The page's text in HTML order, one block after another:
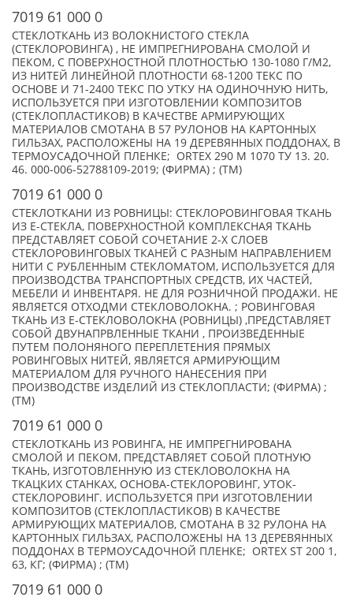
7019 61 000 0
СТЕКЛОТКАНЬ ИЗ ВОЛОКНИСТОГО СТЕКЛА
(СТЕКЛОРОВИНГА) , НЕ ИМПРЕГНИРОВАНА СМОЛОЙ И
ПЕКОМ, С ПОВЕРХНОСТНОЙ ПЛОТНОСТЬЮ 130-1080 Г/М2,
ИЗ НИТЕЙ ЛИНЕЙНОЙ ПЛОТНОСТИ 68-1200 ТЕКС ПО
ОСНОВЕ И 71-2400 ТЕКС ПО УТКУ НА ОДИНОЧНУЮ НИТЬ,
ИСПОЛЬЗУЕТСЯ ПРИ ИЗГОТОВЛЕНИИ КОМПОЗИТОВ
(СТЕКЛОПЛАСТИКОВ) В КАЧЕСТВЕ АРМИРУЮЩИХ
МАТЕРИАЛОВ СМОТАНА В 57 РУЛОНОВ НА КАРТОННЫХ
ГИЛЬЗАХ, РАСПОЛОЖЕНЫ НА 19 ДЕРЕВЯННЫХ ПОДДОНАХ, В
ТЕРМОУСАДОЧНОЙ ПЛЕНКЕ; ORTEX 290 M 1070 ТУ 13. 20.
46. 000-006-52788109-2019; (ФИРМА) ; (TM)
7019 61 000 0
СТЕКЛОТКАНИ ИЗ РОВНИЦЫ: СТЕКЛОРОВИНГОВАЯ ТКАНЬ
ИЗ Е-СТЕКЛА, ПОВЕРХНОСТНОЙ КОМПЛЕКСНАЯ ТКАНЬ
ПРЕДСТАВЛЯЕТ СОБОЙ СОЧЕТАНИЕ 2-Х СЛОЕВ
СТЕКЛОРОВИНГОВЫХ ТКАНЕЙ С РАЗНЫМ НАПРАВЛЕНИЕМ
НИТИ С РУБЛЕННЫМ СТЕКЛОМАТОМ, ИСПОЛЬЗУЕТСЯ ДЛЯ
ПРОИЗВОДСТВА ТРАНСПОРТНЫХ СРЕДСТВ, ИХ ЧАСТЕЙ,
МЕБЕЛИ И ИНВЕНТАРЯ. НЕ ДЛЯ РОЗНИЧНОЙ ПРОДАЖИ. НЕ
ЯВЛЯЕТСЯ ОТХОДМИ СТЕКЛОВОЛОКНА. ; РОВИНГОВАЯ
ТКАНЬ ИЗ Е-СТЕКЛОВОЛОКНА (РОВНИЦЫ) ,ПРЕДСТАВЛЯЕТ
СОБОЙ ДВУНАПРВЛЕННЫЕ ТКАНИ , ПРОИЗВЕДЕННЫЕ
ПУТЕМ ПОЛОНЯНОГО ПЕРЕПЛЕТЕНИЯ ПРЯМЫХ
РОВИНГОВЫХ НИТЕЙ, ЯВЛЯЕТСЯ АРМИРУЮЩИМ
МАТЕРИАЛОМ ДЛЯ РУЧНОГО НАНЕСЕНИЯ ПРИ
ПРОИЗВОДСТВЕ ИЗДЕЛИЙ ИЗ СТЕКЛОПЛАСТИ; (ФИРМА) ;
(TM)
7019 61 000 0
СТЕКЛОТКАНЬ ИЗ РОВИНГА, НЕ ИМПРЕГНИРОВАНА
СМОЛОЙ И ПЕКОМ, ПРЕДСТАВЛЯЕТ СОБОЙ ПЛОТНУЮ
ТКАНЬ, ИЗГОТОВЛЕННУЮ ИЗ СТЕКЛОВОЛОКНА НА
ТКАЦКИХ СТАНКАХ, ОСНОВА-СТЕКЛОРОВИНГ, УТОК-
СТЕКЛОРОВИНГ. ИСПОЛЬЗУЕТСЯ ПРИ ИЗГОТОВЛЕНИИ
КОМПОЗИТОВ (СТЕКЛОПЛАСТИКОВ) В КАЧЕСТВЕ
АРМИРУЮЩИХ МАТЕРИАЛОВ, СМОТАНА В 32 РУЛОНА НА
КАРТОННЫХ ГИЛЬЗАХ, РАСПОЛОЖЕНЫ НА 13 ДЕРЕВЯННЫХ
ПОДДОНАХ В ТЕРМОУСАДОЧНОЙ ПЛЕНКЕ; ORTEX ST 200 1,
63, КГ; (ФИРМА) ; (TM)
7019 61 000 0